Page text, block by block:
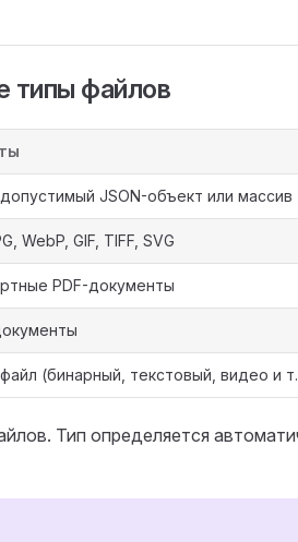
файлов
JSON-объект или массив
WebP, GIF, TIFF, SVG
PDF-документы
(бинарный, текстовый, видео и
Тип определяется